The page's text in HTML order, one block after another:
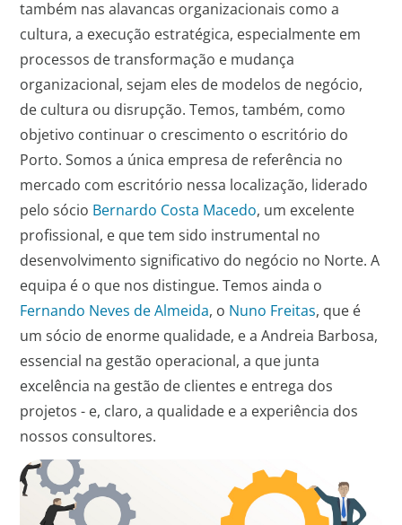
também nas alavancas organizacionais como a
cultura, a execução estratégica, especialmente em
processos de transformação e mudança
organizacional, sejam eles de modelos de negócio,
de cultura ou disrupção. Temos, também, como
objetivo continuar o crescimento o escritório do
Porto. Somos a única empresa de referência no
mercado com escritório nessa localização, liderado
pelo sócio Bernardo Costa Macedo, um excelente
profissional, e que tem sido instrumental no
desenvolvimento significativo do negócio no Norte. A
equipa é o que nos distingue. Temos ainda o
Fernando Neves de Almeida, o Nuno Freitas, que é
um sócio de enorme qualidade, e a Andreia Barbosa,
essencial na gestão operacional, a que junta
excelência na gestão de clientes e entrega dos
projetos - e, claro, a qualidade e a experiência dos
nossos consultores.